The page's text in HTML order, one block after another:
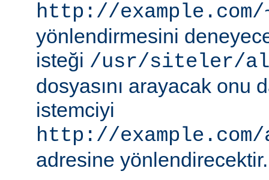
http://
yönlendirmesini
isteği /usr/siteler/
dosyasını arayacak onu
istemciyi
http://
adresine yönlendirecektir.